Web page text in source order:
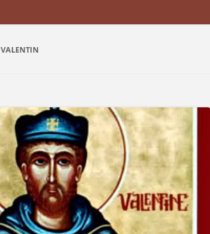
VALENTIN